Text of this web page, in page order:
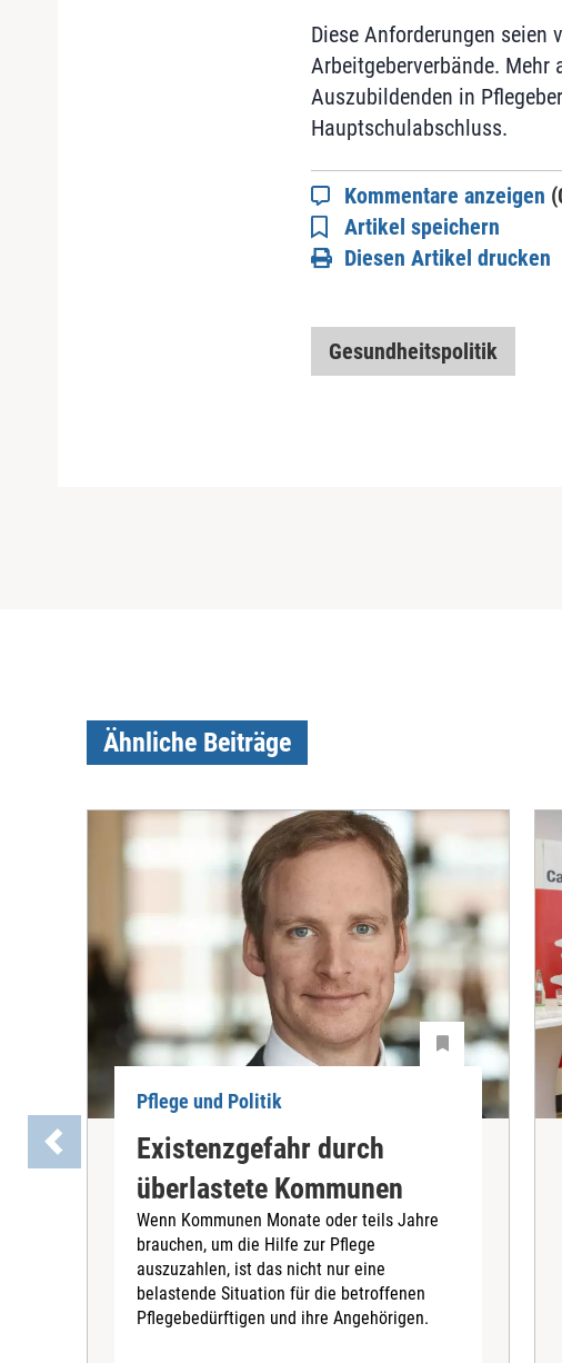
Diese Anforderungen seien
Arbeitgeberverbände. Mehr
Auszubildenden in
Hauptschulabschluss.
Kommentare anzeigen
Artikel speichern
Diesen Artikel drucken
Gesundheitspolitik
Ähnliche Beiträge
Pflege und Politik
Existenzgefahr durch
überlastete Kommunen
Wenn Kommunen Monate oder teils Jahre
brauchen, um die Hilfe zur Pflege
auszuzahlen, ist das nicht nur eine
belastende Situation für die betroffenen
Pflegebedürftigen und ihre Angehörigen.